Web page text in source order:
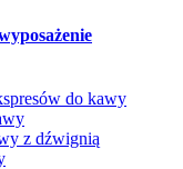
do kawy
z dźwignią